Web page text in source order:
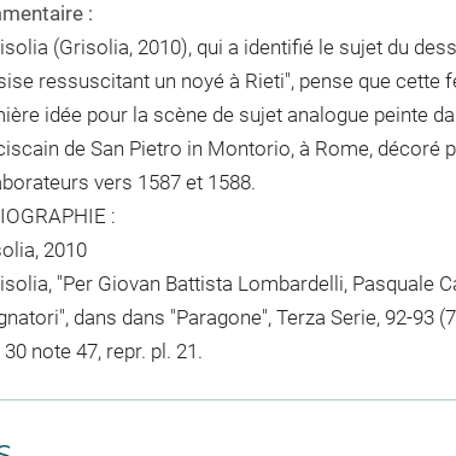
:
(Grisolia, 2010), qui a identifié le sujet du
ressuscitant un noyé à Rieti", pense que cette
idée pour la scène de sujet analogue peinte
de San Pietro in Montorio, à Rome, décoré
vers 1587 et 1588.
:
2010
"Per Giovan Battista Lombardelli, Pasquale
dans dans "Paragone", Terza Serie, 92-93
30 note 47, repr. pl. 21.